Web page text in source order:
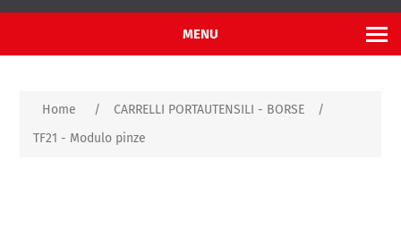
MENU
Home / CARRELLI PORTAUTENSILI - BORSE
/
TF21 - Modulo pinze